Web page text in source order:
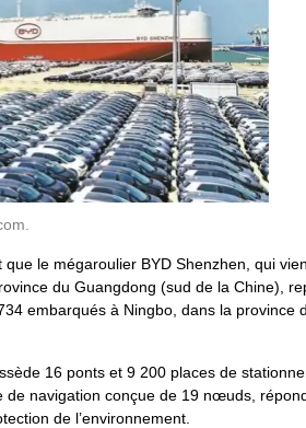
le mégaroulier BYD Shenzhen, qui
du Guangdong (sud de la Chine),
embarqués à Ningbo, dans la province
16 ponts et 9 200 places de
navigation conçue de 19 nœuds,
de l’environnement.